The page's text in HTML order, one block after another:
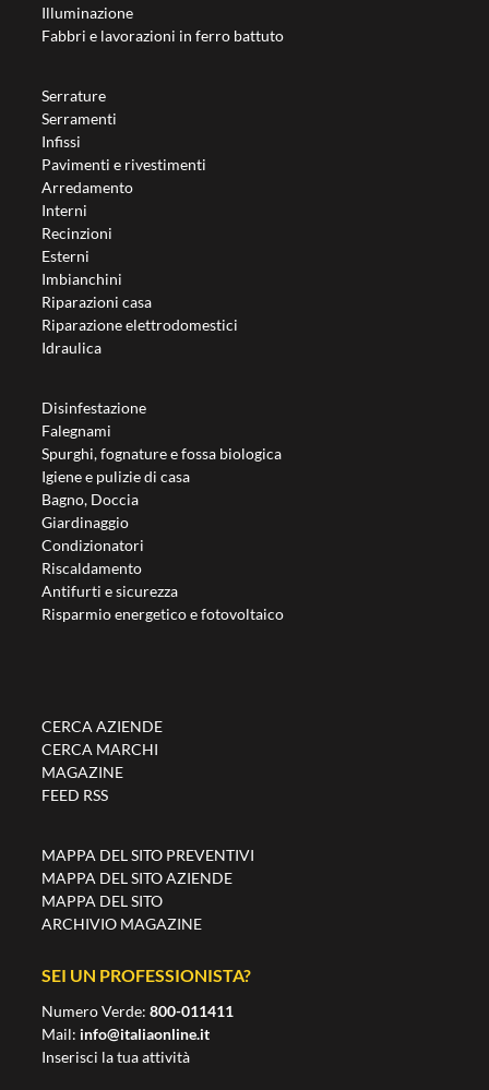
Illuminazione
Fabbri e lavorazioni in ferro battuto
Serrature
Serramenti
Infissi
Pavimenti e rivestimenti
Arredamento
Interni
Recinzioni
Esterni
Imbianchini
Riparazioni casa
Riparazione elettrodomestici
Idraulica
Disinfestazione
Falegnami
Spurghi, fognature e fossa biologica
Igiene e pulizie di casa
Bagno, Doccia
Giardinaggio
Condizionatori
Riscaldamento
Antifurti e sicurezza
Risparmio energetico e fotovoltaico
CERCA AZIENDE
CERCA MARCHI
MAGAZINE
FEED RSS
MAPPA DEL SITO PREVENTIVI
MAPPA DEL SITO AZIENDE
MAPPA DEL SITO
ARCHIVIO MAGAZINE
SEI UN PROFESSIONISTA?
Numero Verde:800-011411
Mail: info@italiaonline.it
Inserisci la tua attività